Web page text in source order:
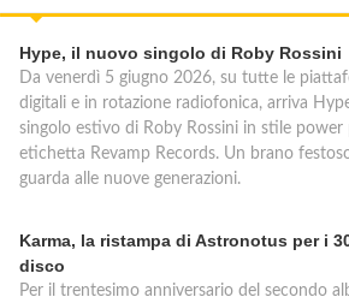
Hype, il nuovo singolo di Roby Rossini
Da venerdì 5 giugno 2026, su tutte le
digitali e in rotazione radiofonica, arriva
singolo estivo di Roby Rossini in stile power
etichetta Revamp Records. Un brano
guarda alle nuove generazioni.
Karma, la ristampa di Astronotus per i
disco
Per il trentesimo anniversario del secondo